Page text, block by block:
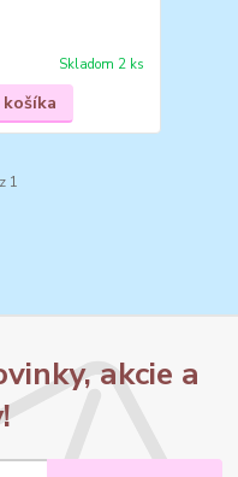
Skladom 2 ks
z 1
akcie a